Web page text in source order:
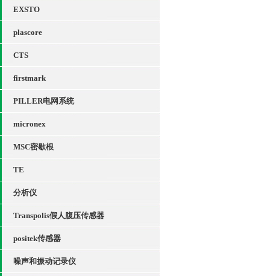
EXSTO
plascore
CTS
firstmark
PILLER电网系统
micronex
MSC密歇根
TE
分析仪
Transpolis假人腹压传感器
positek传感器
噪声和振动记录仪